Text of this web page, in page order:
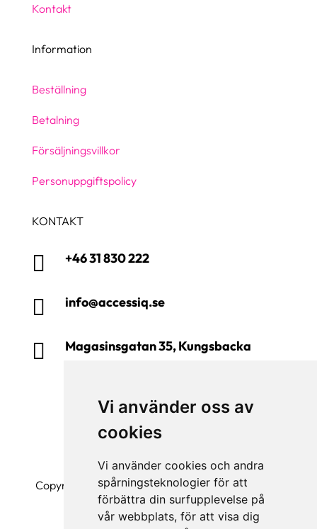
Vi använder oss av
cookies
Vi använder cookies och andra
spårningsteknologier för att
förbättra din surfupplevelse på
vår webbplats, för att visa dig
Kontakt
Information
Beställning
Betalning
Försäljningsvillkor
Personuppgiftspolicy
KONTAKT
 +46 31 830 222
 info@accessiq.se
 Magasinsgatan 35, Kungsbacka
Copyright © 2026 | All Rights Reserved | AccessiQ
AB